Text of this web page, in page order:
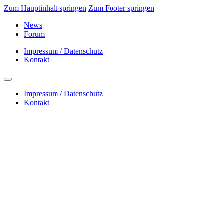
Zum Hauptinhalt springen Zum Footer springen
News
Forum
Impressum / Datenschutz
Kontakt
Impressum / Datenschutz
Kontakt